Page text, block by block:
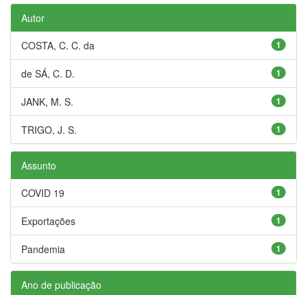
Autor
1
COSTA, C. C. da
1
de SÁ, C. D.
1
JANK, M. S.
1
TRIGO, J. S.
Assunto
1
COVID 19
1
Exportações
1
Pandemia
Ano de publicação